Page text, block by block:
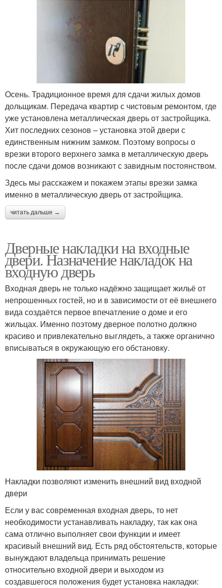
Осень. Традиционное время для сдачи жилых домов
дольщикам. Передача квартир с чистовым ремонтом, где
уже установлена металлическая дверь от застройщика.
Хит последних сезонов – установка этой двери с
единственным нижним замком. Поэтому вопросы о
врезки второго верхнего замка в металлическую дверь
после сдачи домов возникают с завидным постоянством.
Здесь мы расскажем и покажем этапы врезки замка
именно в металлическую дверь от застройщика.
читать дальше →
Дверные накладки на входные
двери. Назначение накладок на
входную дверь
Входная дверь не только надёжно защищает жильё от
непрошенных гостей, но и в зависимости от её внешнего
вида создаётся первое впечатление о доме и его
жильцах. Именно поэтому дверное полотно должно
красиво и привлекательно выглядеть, а также органично
вписываться в окружающую его обстановку.
Накладки позволяют изменить внешний вид входной
двери
Если у вас современная входная дверь, то нет
необходимости устанавливать накладку, так как она
сама отлично выполняет свои функции и имеет
красивый внешний вид. Есть ряд обстоятельств, которые
вынуждают владельца принимать решение
относительно входной двери и выходом из
создавшегося положения будет установка накладки: